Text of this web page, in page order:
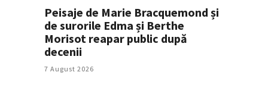
Peisaje de Marie Bracquemond și
de surorile Edma și Berthe
Morisot reapar public după
decenii
7 August 2026